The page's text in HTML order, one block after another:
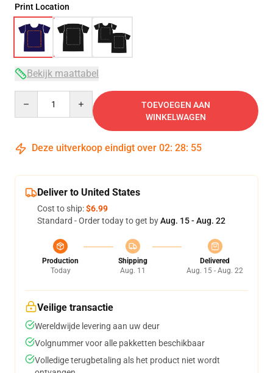
Print Location
Bekijk maattabel
TOEVOEGEN AAN
WINKELWAGEN
Deze uitverkoop eindigt over 02: 28: 54
Deliver to United States
Cost to ship:$6.99
Standard - Order today to get byAug. 15 - Aug. 22
Production
Today
Shipping
Aug. 11
Delivered
Aug. 15 - Aug. 22
Veilige transactie
Wereldwijde levering aan uw deur
Volgnummer voor alle pakketten beschikbaar
Volledige terugbetaling als het product niet wordt